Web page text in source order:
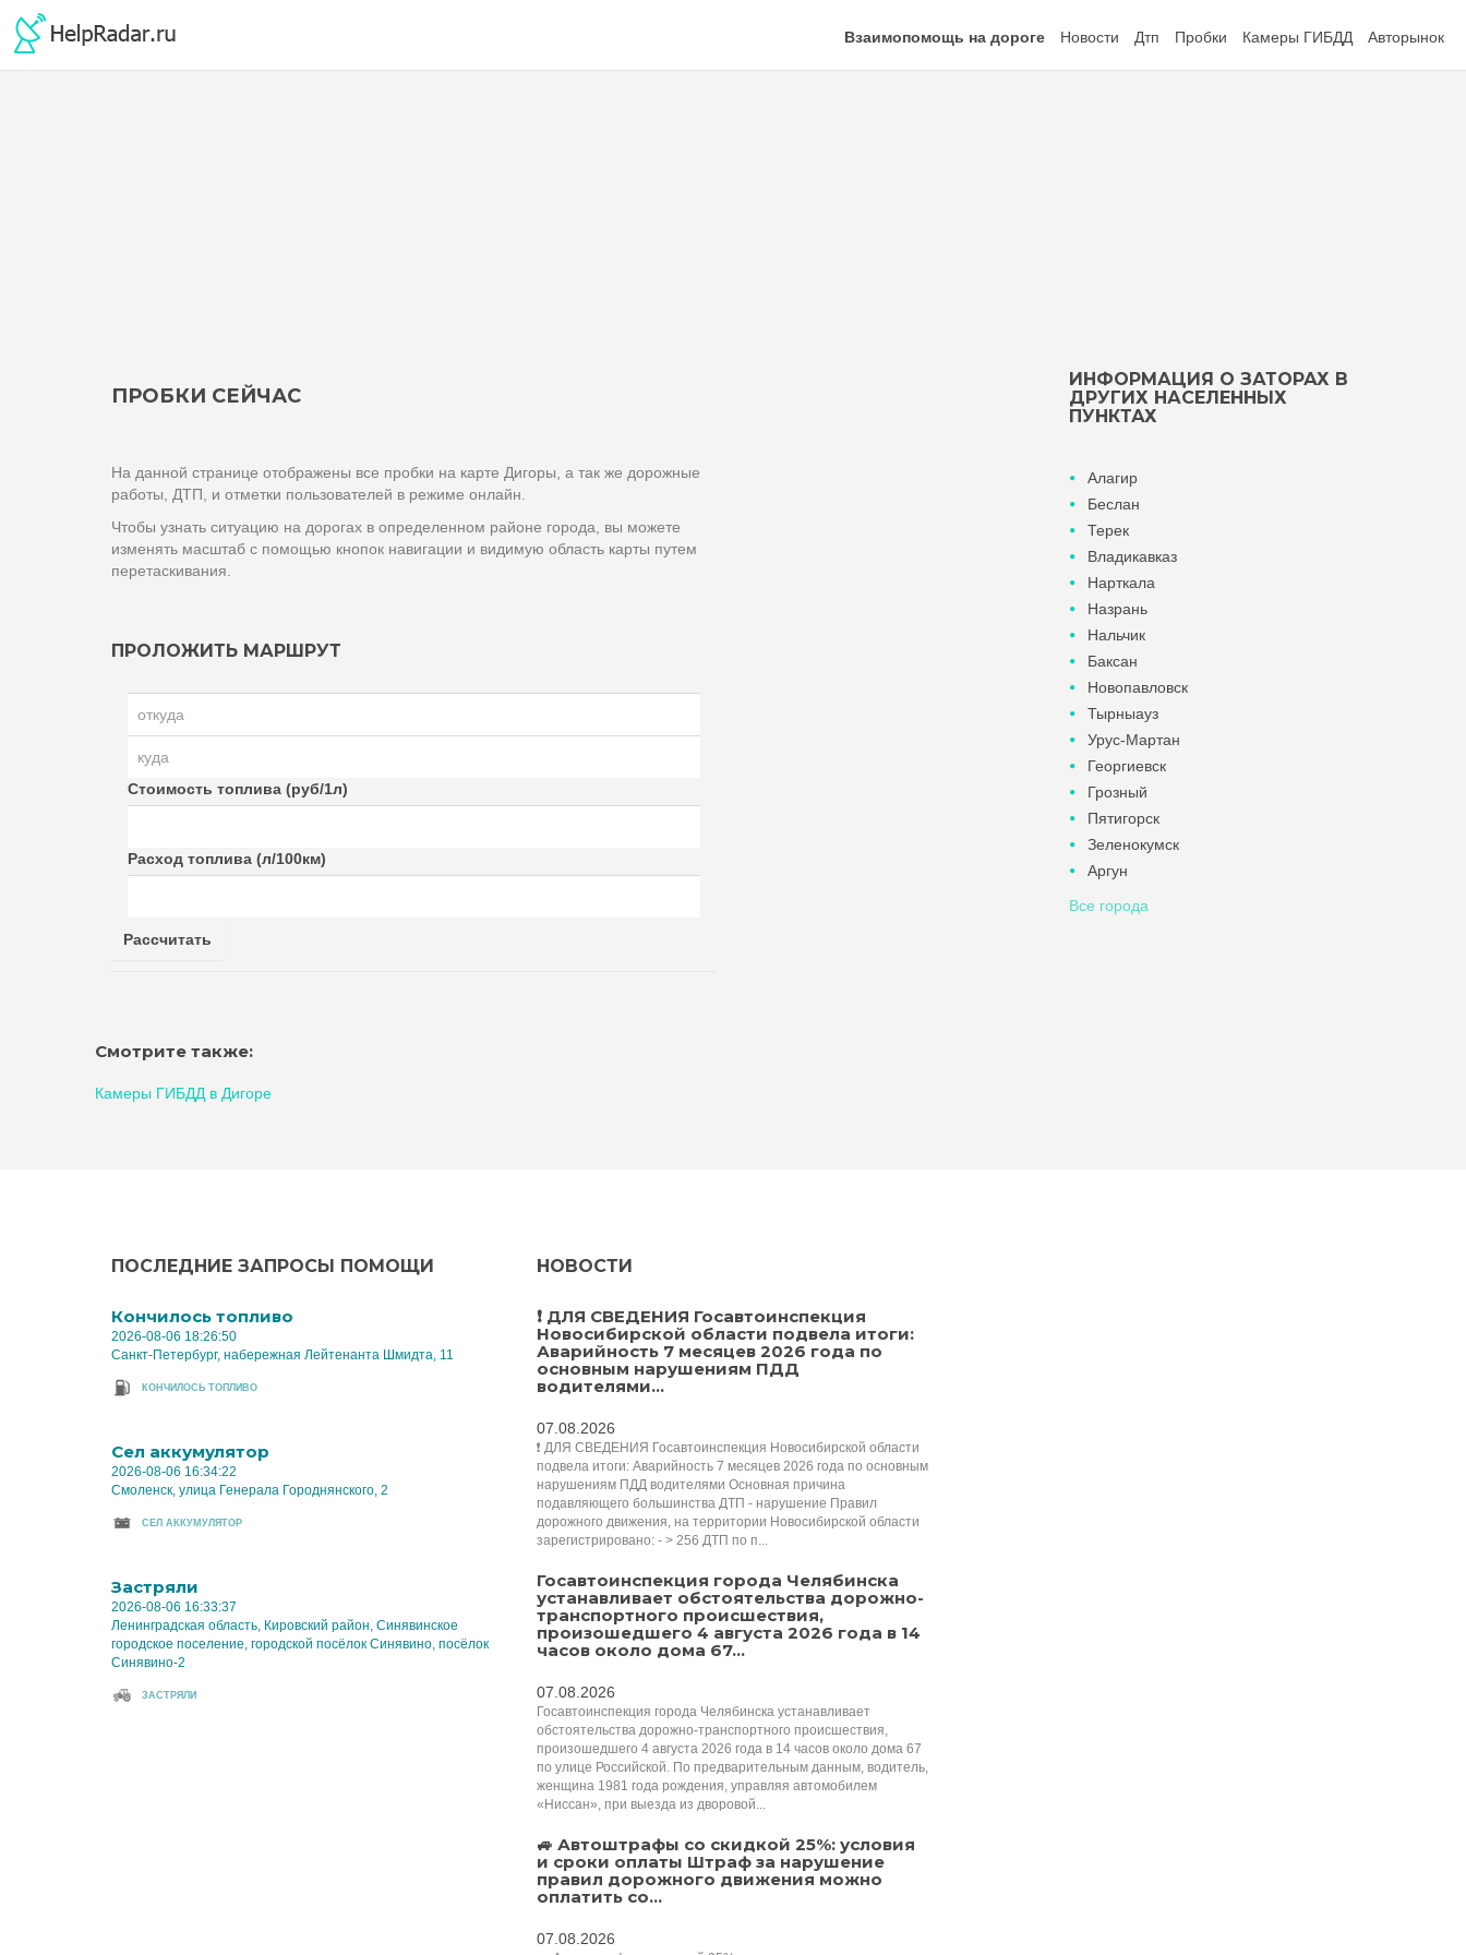
Взаимопомощь на дороге Новости Дтп Пробки Камеры ГИБДД Авторынок
ПРОБКИ СЕЙЧАС
На данной странице отображены все пробки на карте Дигоры, а так же дорожные
работы, ДТП, и отметки пользователей в режиме онлайн.
Чтобы узнать ситуацию на дорогах в определенном районе города, вы можете
изменять масштаб с помощью кнопок навигации и видимую область карты путем
перетаскивания.
ПРОЛОЖИТЬ МАРШРУТ
Стоимость топлива (руб/1л)
Расход топлива (л/100км)
Рассчитать
Смотрите также:
Камеры ГИБДД в Дигоре
ИНФОРМАЦИЯ О ЗАТОРАХ В
ДРУГИХ НАСЕЛЕННЫХ
ПУНКТАХ
Алагир
Беслан
Терек
Владикавказ
Нарткала
Назрань
Нальчик
Баксан
Новопавловск
Тырныауз
Урус-Мартан
Георгиевск
Грозный
Пятигорск
Зеленокумск
Аргун
Все города
ПОСЛЕДНИЕ ЗАПРОСЫ ПОМОЩИ
Кончилось топливо
2026-08-06 18:26:50
Санкт-Петербург, набережная Лейтенанта Шмидта, 11
КОНЧИЛОСЬ ТОПЛИВО
Cел аккумулятор
2026-08-06 16:34:22
Смоленск, улица Генерала Городнянского, 2
CЕЛ АККУМУЛЯТОР
Застряли
2026-08-06 16:33:37
Ленинградская область, Кировский район, Синявинское
городское поселение, городской посёлок Синявино, посёлок
Синявино-2
ЗАСТРЯЛИ
НОВОСТИ
❗️ ДЛЯ СВЕДЕНИЯ Госавтоинспекция
Новосибирской области подвела итоги:
Аварийность 7 месяцев 2026 года по
основным нарушениям ПДД
водителями...
07.08.2026
❗️ ДЛЯ СВЕДЕНИЯ Госавтоинспекция Новосибирской области
подвела итоги: Аварийность 7 месяцев 2026 года по основным
нарушениям ПДД водителями Основная причина
подавляющего большинства ДТП - нарушение Правил
дорожного движения, на территории Новосибирской области
зарегистрировано: - > 256 ДТП по п...
Госавтоинспекция города Челябинска
устанавливает обстоятельства дорожно-
транспортного происшествия,
произошедшего 4 августа 2026 года в 14
часов около дома 67...
07.08.2026
Госавтоинспекция города Челябинска устанавливает
обстоятельства дорожно-транспортного происшествия,
произошедшего 4 августа 2026 года в 14 часов около дома 67
по улице Российской. По предварительным данным, водитель,
женщина 1981 года рождения, управляя автомобилем
«Ниссан», при выезда из дворовой...
🚙 Автоштрафы со скидкой 25%: условия
и сроки оплаты Штраф за нарушение
правил дорожного движения можно
оплатить со...
07.08.2026